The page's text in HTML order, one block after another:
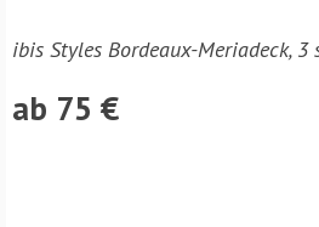
ibis Styles Bordeaux-Meriadeck,
ab 75 €